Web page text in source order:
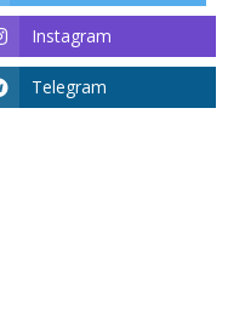
Instagram
Telegram